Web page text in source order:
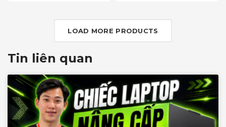
LOAD MORE PRODUCTS
Tin liên quan